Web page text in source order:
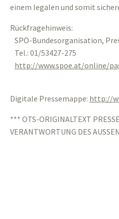
einem legalen und somit
Rückfragehinweis:
SPÖ-Bundesorganisation,
Tel.: 01/53427-275
http://www.spoe.at/online/
Digitale Pressemappe: http://
*** OTS-ORIGINALTEXT
VERANTWORTUNG DES